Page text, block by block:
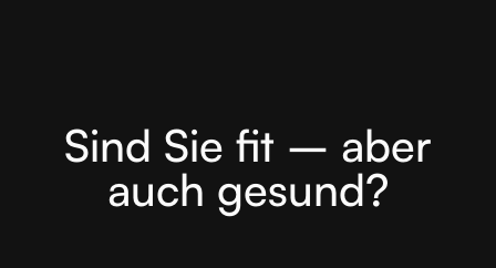
Sind Sie fit – aber
auch gesund?